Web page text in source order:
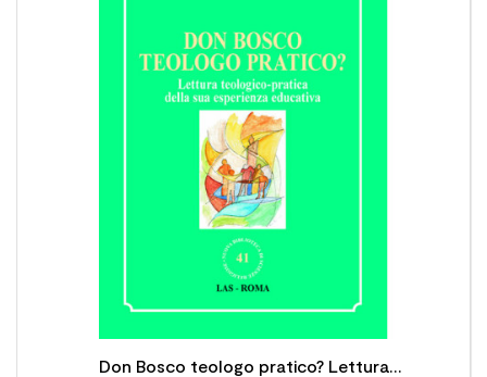
Don Bosco teologo pratico? Lettura